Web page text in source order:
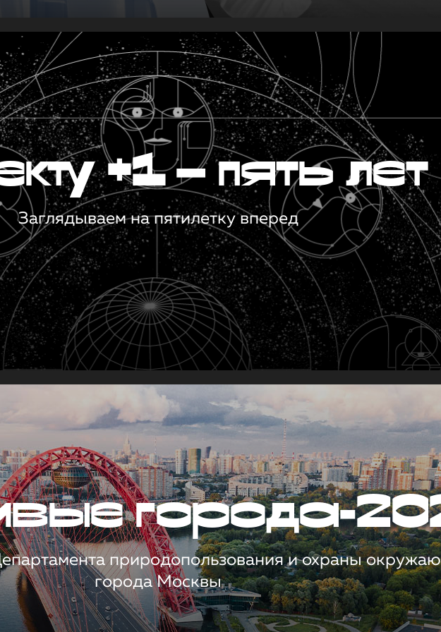
+1 — пять лет
Заглядываем на пятилетку вперед
города-
природопользования и охраны
города Москвы